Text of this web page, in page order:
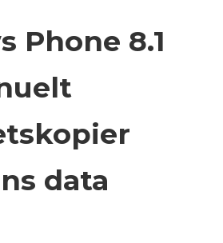
Phone 8.1
data